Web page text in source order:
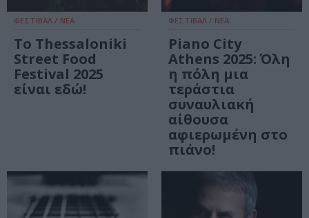
ΦΕΣΤΙΒΑΛ / ΝΕΑ
Το Thessaloniki
Street Food
Festival 2025
είναι εδώ!
ΦΕΣΤΙΒΑΛ / ΝΕΑ
Piano City
Athens 2025: Όλη
η πόλη μια
τεράστια
συναυλιακή
αίθουσα
αφιερωμένη στο
πιάνο!